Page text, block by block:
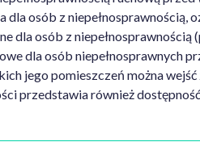
dla osób z niepełnosprawnością,
dla osób z niepełnosprawnością
dla osób niepełnosprawnych
jego pomieszczeń można
przedstawia również